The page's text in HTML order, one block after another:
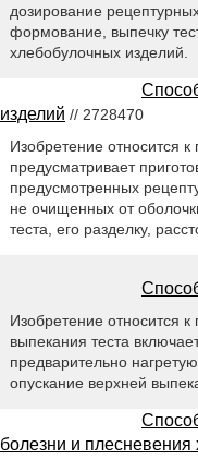
дозирование
формование, выпечку
хлебобулочных изделий.
изделий // 2728470
Изобретение относится
предусматривает
предусмотренных
не очищенных от
теста, его разделку,
Изобретение относится
выпекания теста
предварительно
опускание верхней
болезни и плесневения